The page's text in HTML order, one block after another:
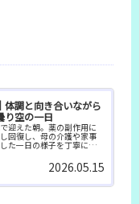
体調と向き合いながら
り空の一日
迎えた朝。薬の副作用に
回復し、母の介護や家事
た一日の様子を丁寧に綴
2026.05.15